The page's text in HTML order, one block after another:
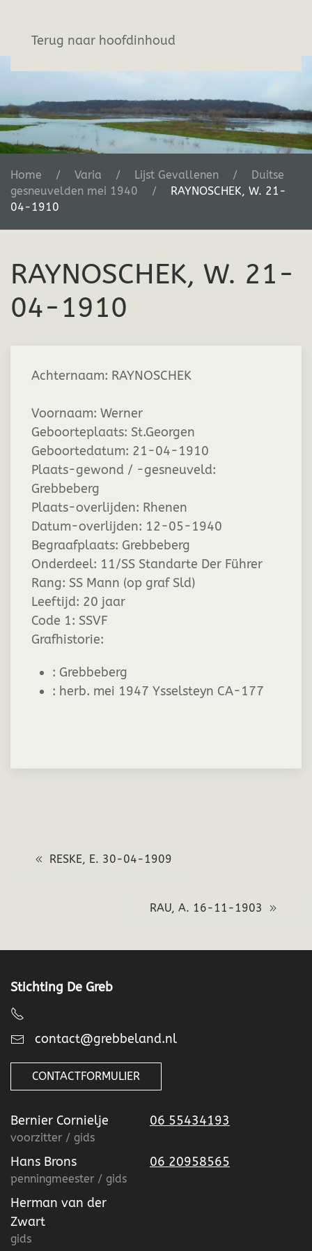
Terug naar hoofdinhoud
Home Varia Lijst Gevallenen
Duitse
gesneuvelden mei 1940
RAYNOSCHEK, W. 21-
04-1910
RAYNOSCHEK, W. 21-
04-1910
Achternaam: RAYNOSCHEK
Voornaam: Werner
Geboorteplaats: St.Georgen
Geboortedatum: 21-04-1910
Plaats-gewond / -gesneuveld:
Grebbeberg
Plaats-overlijden: Rhenen
Datum-overlijden: 12-05-1940
Begraafplaats: Grebbeberg
Onderdeel: 11/SS Standarte Der Führer
Rang: SS Mann (op graf Sld)
Leeftijd: 20 jaar
Code 1: SSVF
Grafhistorie:
: Grebbeberg
: herb. mei 1947 Ysselsteyn CA-177
RESKE, E. 30-04-1909
RAU, A. 16-11-1903
Stichting De Greb
contact@grebbeland.nl
CONTACTFORMULIER
Bernier Cornielje
voorzitter / gids
06 55434193
Hans Brons
penningmeester / gids
06 20958565
Herman van der
Zwart
gids